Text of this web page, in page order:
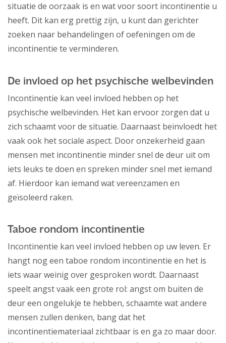
situatie de oorzaak is en wat voor soort incontinentie u
heeft. Dit kan erg prettig zijn, u kunt dan gerichter
zoeken naar behandelingen of oefeningen om de
incontinentie te verminderen.
De invloed op het psychische welbevinden
Incontinentie kan veel invloed hebben op het
psychische welbevinden. Het kan ervoor zorgen dat u
zich schaamt voor de situatie. Daarnaast beïnvloedt het
vaak ook het sociale aspect. Door onzekerheid gaan
mensen met incontinentie minder snel de deur uit om
iets leuks te doen en spreken minder snel met iemand
af. Hierdoor kan iemand wat vereenzamen en
geïsoleerd raken.
Taboe rondom incontinentie
Incontinentie kan veel invloed hebben op uw leven. Er
hangt nog een taboe rondom incontinentie en het is
iets waar weinig over gesproken wordt. Daarnaast
speelt angst vaak een grote rol: angst om buiten de
deur een ongelukje te hebben, schaamte wat andere
mensen zullen denken, bang dat het
incontinentiemateriaal zichtbaar is en ga zo maar door.